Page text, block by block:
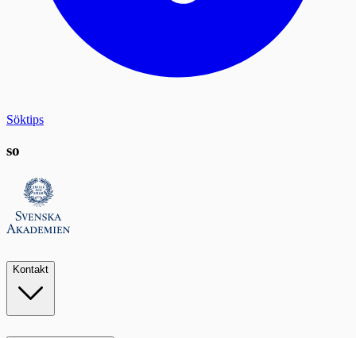
Söktips
so
Kontakt